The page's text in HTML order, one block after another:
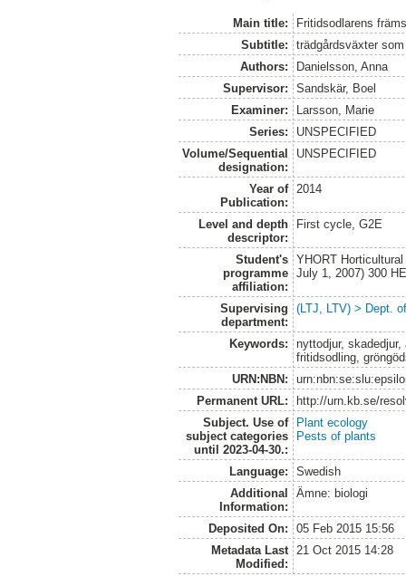
Main title:
Fritidsodlarens
Subtitle:
trädgårdsväxter
Authors:
Danielsson, Anna
Supervisor:
Sandskär, Boel
Examiner:
Larsson, Marie
Series:
UNSPECIFIED
Volume/Sequential
designation:
UNSPECIFIED
Year of
Publication:
2014
Level and depth
descriptor:
First cycle, G2E
Student's
programme
affiliation:
YHORT
July 1, 2007) 300
Supervising
department:
(LTJ, LTV) > Dept.
Keywords:
nyttodjur,
fritidsodling,
URN:NBN:
Permanent URL:
http://urn.kb.se/
Subject. Use of
subject categories
until 2023-04-30.:
Plant ecology
Pests of plants
Language:
Swedish
Additional
Information:
Ämne: biologi
Deposited On:
05 Feb 2015 15:56
Metadata Last
Modified:
21 Oct 2015 14:28